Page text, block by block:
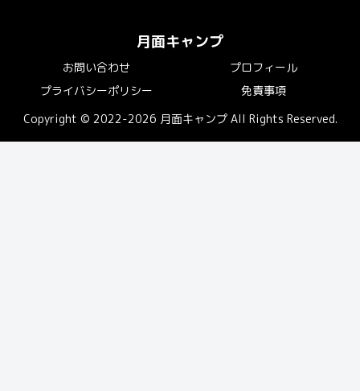
月面キャンプ
お問い合わせ
プロフィール
プライバシーポリシー
免責事項
Copyright © 2022-2026 月面キャンプ All Rights Reserved.